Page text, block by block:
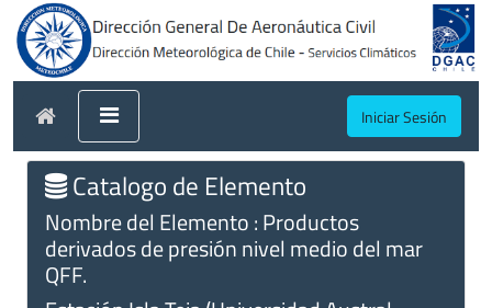
Iniciar Sesión
Catalogo de Elemento
Nombre del Elemento : Productos
derivados de presión nivel medio del mar
QFF.